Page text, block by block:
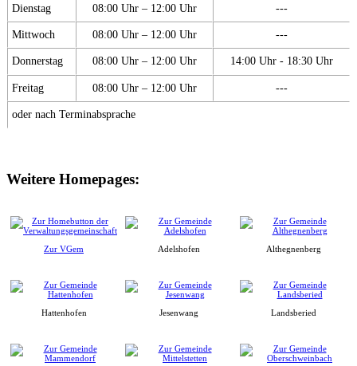
Dienstag 08:00 Uhr – 12:00 Uhr ---
Mittwoch 08:00 Uhr – 12:00 Uhr ---
Donnerstag 08:00 Uhr – 12:00 Uhr 14:00 Uhr - 18:30 Uhr
Freitag 08:00 Uhr – 12:00 Uhr ---
oder nach Terminabsprache
Weitere Homepages:
Zur VGem Adelshofen Althegnenberg
Hattenhofen Jesenwang Landsberied